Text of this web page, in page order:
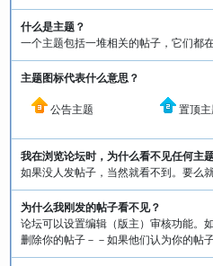
什么是主题？
一个主题包括一堆相关的帖子，它们都
主题图标代表什么意思？
公告主题 置顶主
我在浏览论坛时，为什么看不见任何主
如果没人发帖子，当然就看不到。要么
为什么我刚发的帖子看不见？
论坛可以设置编辑（版主）审核功能。
删除你的帖子－－如果他们认为你的帖